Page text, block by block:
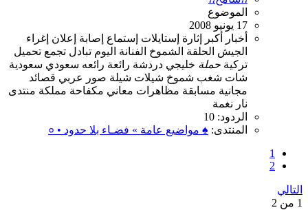
الموضوع
17 يونيو 2008
أخبار
أكبر إثارة إستايلات إستماع إصابة إعلان إغراء
الجيش الحلقة الشموخ الفنانة اليوم تبادل تجمع تحميل
تركية حملة خليجي دردشة رائعة رائعه سعودي سعودية
شات شغب شموخ شيلات شيلة صور عربي قصائد
مجانية مسابقة مظاهرات معاني مكفاحة مملكة منتدى
نار نغمة
الردود: 10
المنتدى: ♠ مواضيع عامة » فضـاء بلا حدود • ०
1
2
التالي
1 من 2